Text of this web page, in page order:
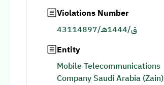
Violations Number
43114897/ق/1444هـ
Entity
Mobile Telecommunications
Company Saudi Arabia (Zain)